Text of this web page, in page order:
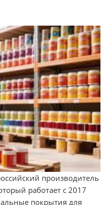
производитель
работает с 2017
покрытия для